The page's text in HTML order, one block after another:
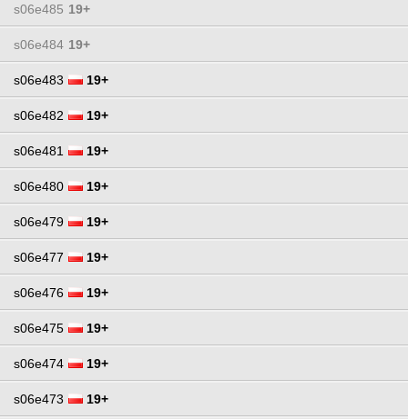
s06e485 19+
s06e484 19+
s06e483 19+
s06e482 19+
s06e481 19+
s06e480 19+
s06e479 19+
s06e477 19+
s06e476 19+
s06e475 19+
s06e474 19+
s06e473 19+